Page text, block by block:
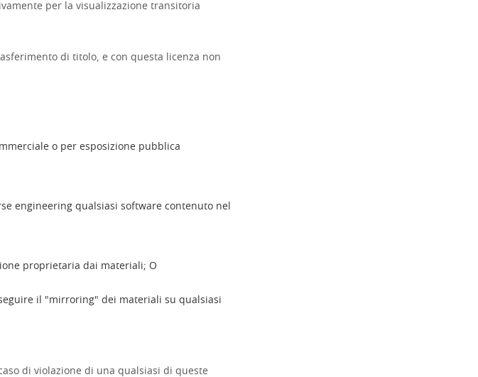
per la visualizzazione transitoria
di titolo, e con questa licenza non
o per esposizione pubblica
engineering qualsiasi software contenuto nel
proprietaria dai materiali; O
il "mirroring" dei materiali su qualsiasi
di violazione di una qualsiasi di queste